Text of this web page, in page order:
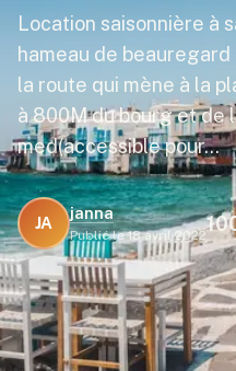
Location saisonnière à
hameau de
la route qui mène à la
à 800M du bourg et de
med(accessible pour…
JA
janna
Publié le 18 avril 2022